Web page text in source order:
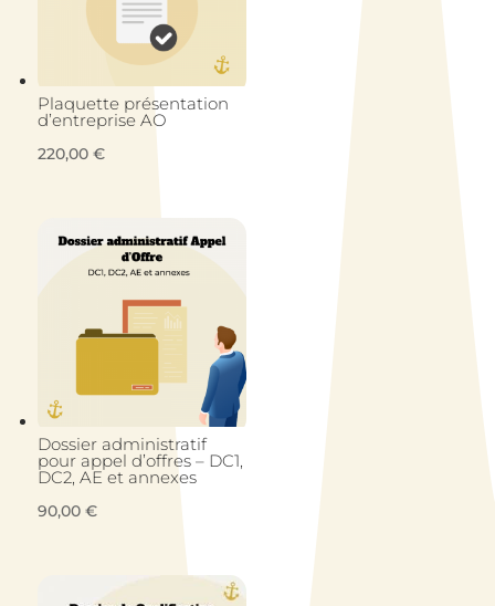
Plaquette présentation
d’entreprise AO
220,00 €
Dossier administratif
pour appel d’offres – DC1,
DC2, AE et annexes
90,00 €